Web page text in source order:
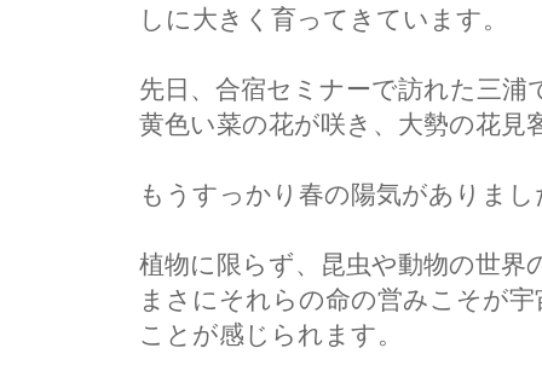
しに大きく育ってきています。
先日、合宿セミナーで訪れた三
黄色い菜の花が咲き、大勢の花見
もうすっかり春の陽気がありまし
植物に限らず、昆虫や動物の世
まさにそれらの命の営みこそが
ことが感じられます。